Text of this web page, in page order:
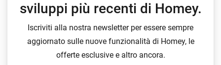
sviluppi più recenti di Homey.
Iscriviti alla nostra newsletter per essere sempre
aggiornato sulle nuove funzionalità di Homey, le
offerte esclusive e altro ancora.